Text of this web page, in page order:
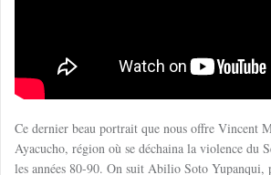
Ce dernier beau portrait que nous offre Vincent
Ayacucho, région où se déchaina la violence du
les années 80-90. On suit Abilio Soto Yupanqui,